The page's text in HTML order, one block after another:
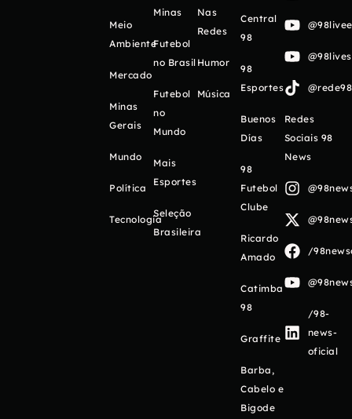
Meio
Ambiente
Mercado
Minas
Gerais
Mundo
Política
Tecnologia
Minas
Futebol
no Brasil
Futebol
no
Mundo
Mais
Esportes
Seleção
Brasileira
Nas
Redes
Humor
Música
Central
98
98
Esportes
Buenos
Días
98
Futebol
Clube
Ricardo
Amado
Catimba
98
Graffite
Barba,
Cabelo e
Bigode
Redes
Sociais 98
News
/
/98-
news-
oficial